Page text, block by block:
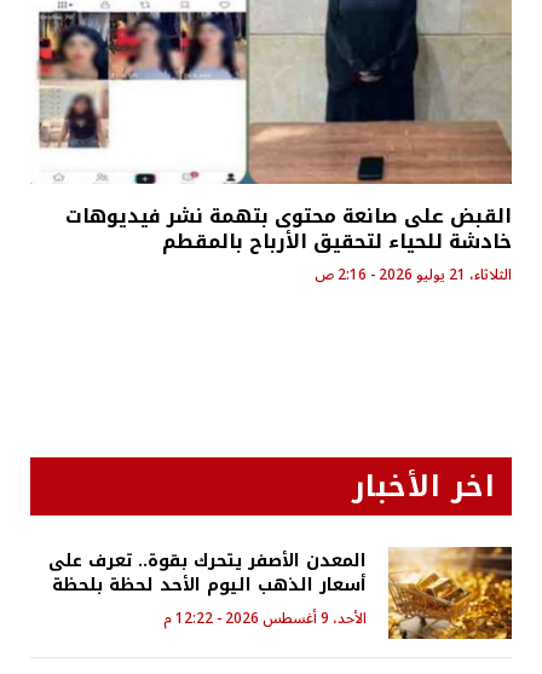
القبض على صانعة محتوى بتهمة نشر فيديوهات
خادشة للحياء لتحقيق الأرباح بالمقطم
الثلاثاء، 21 يوليو 2026 - 2:16 ص
اخر الأخبار
المعدن الأصفر يتحرك بقوة.. تعرف على
أسعار الذهب اليوم الأحد لحظة بلحظة
الأحد، 9 أغسطس 2026 - 12:22 م